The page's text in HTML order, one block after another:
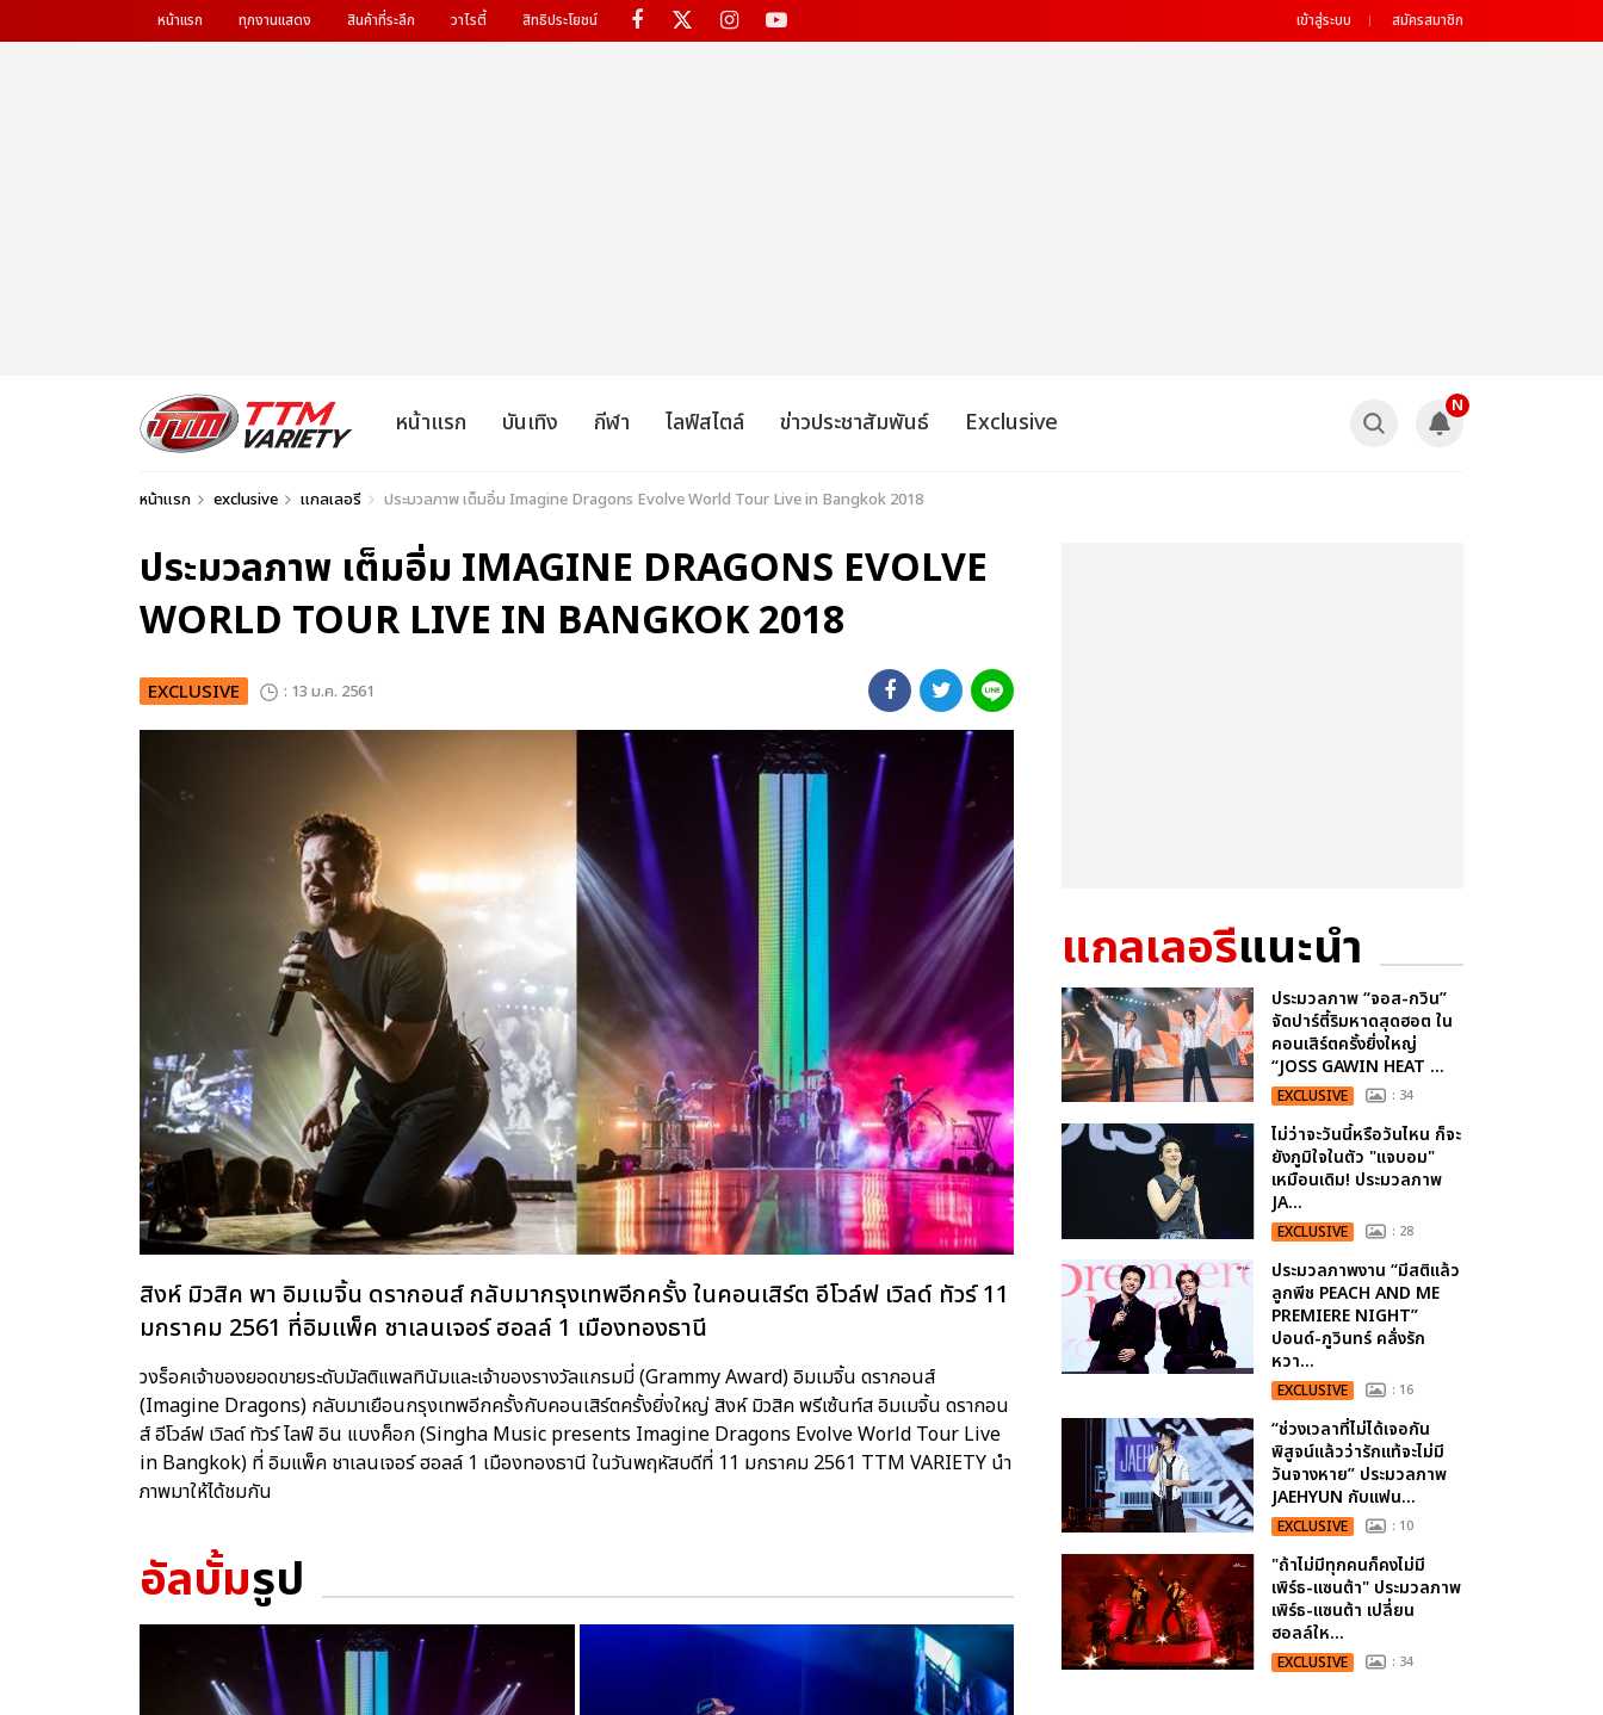
หน้าแรก ทุกงานแสดง สินค้าที่ระลึก วาไรตี้ สิทธิประโยชน์ เข้าสู่ระบบ สมัครสมาชิก
หน้าแรก บันเทิง กีฬา ไลฟ์สไตล์ ข่าวประชาสัมพันธ์ Exclusive
N
หน้าแรก exclusive แกลเลอรี ประมวลภาพ เต็มอิ่ม Imagine Dragons Evolve World Tour Live in Bangkok 2018
ประมวลภาพ เต็มอิ่ม IMAGINE DRAGONS EVOLVE
WORLD TOUR LIVE IN BANGKOK 2018
EXCLUSIVE : 13 ม.ค. 2561
สิงห์ มิวสิค พา อิมเมจิ้น ดรากอนส์ กลับมากรุงเทพอีกครั้ง ในคอนเสิร์ต อีโวล์ฟ เวิลด์ ทัวร์ 11
มกราคม 2561 ที่อิมแพ็ค ชาเลนเจอร์ ฮอลล์ 1 เมืองทองธานี
วงร็อคเจ้าของยอดขายระดับมัลติแพลทินัมและเจ้าของรางวัลแกรมมี่ (Grammy Award) อิมเมจิ้น ดรากอนส์
(Imagine Dragons) กลับมาเยือนกรุงเทพอีกครั้งกับคอนเสิร์ตครั้งยิ่งใหญ่ สิงห์ มิวสิค พรีเซ้นท์ส อิมเมจิ้น ดรากอน
ส์ อีโวล์ฟ เวิลด์ ทัวร์ ไลฟ์ อิน แบงค็อก (Singha Music presents Imagine Dragons Evolve World Tour Live
in Bangkok) ที่ อิมแพ็ค ชาเลนเจอร์ ฮอลล์ 1 เมืองทองธานี ในวันพฤหัสบดีที่ 11 มกราคม 2561 TTM VARIETY นำ
ภาพมาให้ได้ชมกัน
อัลบั้มรูป
แกลเลอรีแนะนำ
ประมวลภาพ “จอส-กวิน”
จัดปาร์ตี้ริมหาดสุดฮอต ใน
คอนเสิร์ตครั้งยิ่งใหญ่
“JOSS GAWIN HEAT ...
EXCLUSIVE : 34
ไม่ว่าจะวันนี้หรือวันไหน ก็จะ
ยังภูมิใจในตัว "แจบอม"
เหมือนเดิม! ประมวลภาพ
JA...
EXCLUSIVE : 28
ประมวลภาพงาน “มีสติแล้ว
ลูกพีช PEACH AND ME
PREMIERE NIGHT”
ปอนด์-ภูวินทร์ คลั่งรัก
หวา...
EXCLUSIVE : 16
“ช่วงเวลาที่ไม่ได้เจอกัน
พิสูจน์แล้วว่ารักแท้จะไม่มี
วันจางหาย” ประมวลภาพ
JAEHYUN กับแฟน...
EXCLUSIVE : 10
"ถ้าไม่มีทุกคนก็คงไม่มี
เพิร์ธ-แซนต้า" ประมวลภาพ
เพิร์ธ-แซนต้า เปลี่ยน
ฮอลล์ให...
EXCLUSIVE : 34